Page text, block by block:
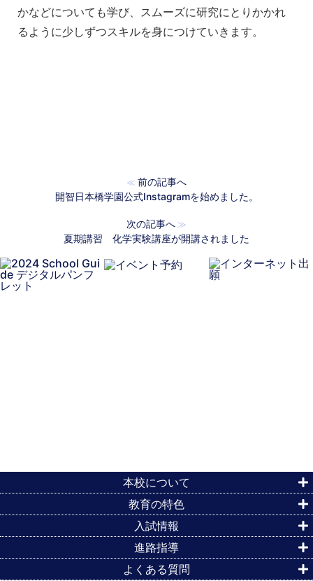
かなどについても学び、スムーズに研究にとりかかれ
るように少しずつスキルを身につけていきます。
≪ 前の記事へ
開智日本橋学園公式Instagramを始めました。
次の記事へ ≫
夏期講習 化学実験講座が開講されました
本校について
教育の特色
入試情報
進路指導
よくある質問